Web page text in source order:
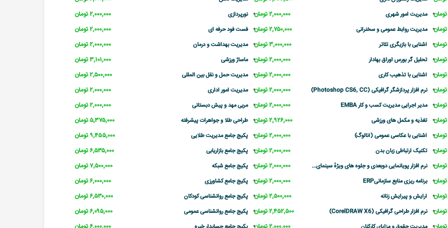
مدیریت امور شهری ۲,۰۰۰,۰۰۰ تومان
مدیریت روابط عمومی و سخنرانی ۲,۷۵۰,۰۰۰ تومان
آشنایی با بازیگری تئاتر ۳,۰۰۰,۰۰۰ تومان
تحلیل گر بورس اوراق بهادار ۲,۰۰۰,۰۰۰ تومان
آشنایی با تذهیب کاری ۲,۰۰۰,۰۰۰ تومان
نرم افزار پردازشگر گرافیکی (Photoshop CS6, CC) ۲,۰۰۰,۰۰۰ تومان
مدیر اجرایی مدیریت کسب و کار EMBA ۲,۰۰۰,۰۰۰ تومان
تغذیه و مکمل های ورزشی ۲,۹۲۶,۰۰۰ تومان
آشنایی با عکاسی عمومی (آنالوگ) ۲,۰۰۰,۰۰۰ تومان
تکنیک ارتباطی زبان بدن ۲,۰۰۰,۰۰۰ تومان
نرم افزار پویانمایی دوبعدی و جلوه های ویژهٔ سینمای... ۲,۰۰۰,۰۰۰ تومان
برنامه ریزی منابع سازمانیERP ۲,۰۰۰,۰۰۰ تومان
آرایش و پیرایش زنانه ۲,۵۰۰,۰۰۰ تومان
نرم افزار طراحی گرافیکی (CorelDRAW X6) ۲,۴۵۲,۵۰۰ تومان
نورپردازی ۲,۰۰۰,۰۰۰ تومان
فست فود حرفه ای ۲,۰۰۰,۰۰۰ تومان
مدیریت بهداشت و درمان ۲,۰۰۰,۰۰۰ تومان
ماساژ ورزشی ۳,۱۰۱,۰۰۰ تومان
مدیریت حمل و نقل بین المللی ۲,۵۰۰,۰۰۰ تومان
مدیریت امور اداری ۲,۰۰۰,۰۰۰ تومان
مربی مهد و پیش دبستانی ۲,۰۰۰,۰۰۰ تومان
طراحی طلا و جواهرات پیشرفته ۵,۳۷۵,۰۰۰ تومان
پکیج جامع مدیریت طلایی ۹,۴۵۵,۰۰۰ تومان
پکیج جامع بازاریابی ۶,۵۳۵,۰۰۰ تومان
پکیج جامع شبکه ۷,۵۰۰,۰۰۰ تومان
پکیج جامع کشاورزی ۶,۰۰۰,۰۰۰ تومان
پکیج جامع روانشناسی کودکان ۶,۵۳۰,۰۰۰ تومان
پکیج جامع روانشناسی عمومی ۶,۰۹۵,۰۰۰ تومان